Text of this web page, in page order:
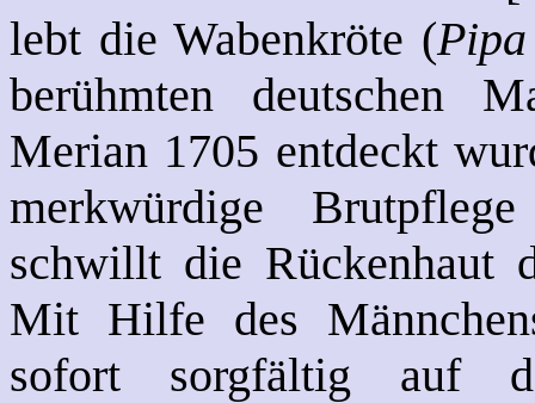
lebt die Wabenkröte (
berühmten deutschen
Merian 1705 entdeckt
merkwürdige
schwillt die Rückenhaut
Mit Hilfe des
sofort sorgfältig auf